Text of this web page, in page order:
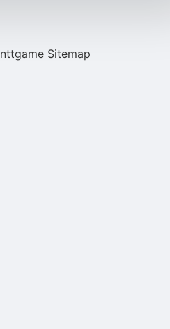
nttgame Sitemap